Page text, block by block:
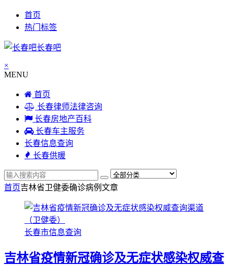
首页
热门标签
长春吧
×
MENU
首页
长春律师法律咨询
长春房地产百科
长春车主服务
长春信息查询
长春供暖
首页吉林省卫健委确诊病例 文章
长春市信息查询
吉林省疫情新冠确诊及无症状感染权威查